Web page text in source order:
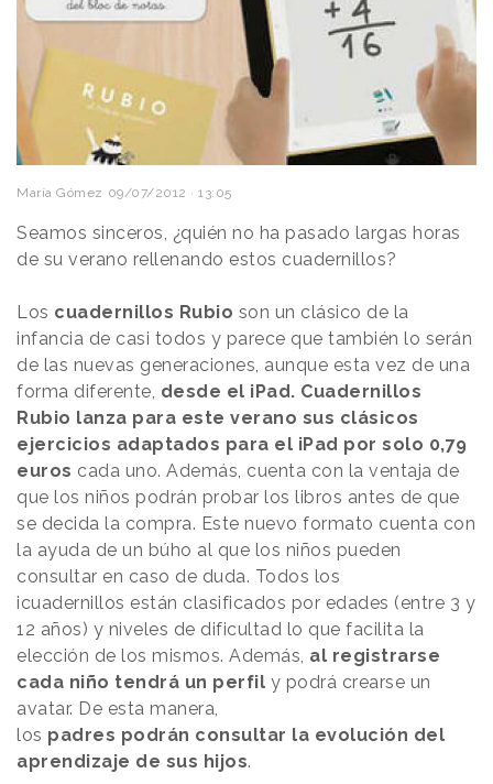
María Gómez 09/07/2012 · 13:05
Seamos sinceros, ¿quién no ha pasado largas horas
de su verano rellenando estos cuadernillos?
Los cuadernillos Rubio son un clásico de la
infancia de casi todos y parece que también lo serán
de las nuevas generaciones, aunque esta vez de una
forma diferente, desde el iPad. Cuadernillos
Rubio lanza para este verano sus clásicos
ejercicios adaptados para el iPad por solo 0,79
euros cada uno. Además, cuenta con la ventaja de
que los niños podrán probar los libros antes de que
se decida la compra. Este nuevo formato cuenta con
la ayuda de un búho al que los niños pueden
consultar en caso de duda. Todos los
icuadernillos están clasificados por edades (entre 3 y
12 años) y niveles de dificultad lo que facilita la
elección de los mismos. Además, al registrarse
cada niño tendrá un perfil y podrá crearse un
avatar. De esta manera,
los padres podrán consultar la evolución del
aprendizaje de sus hijos.